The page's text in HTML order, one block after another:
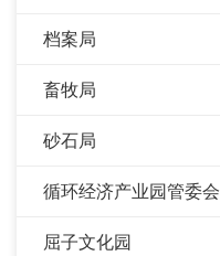
档案局
畜牧局
砂石局
循环经济产业园管委会
屈子文化园